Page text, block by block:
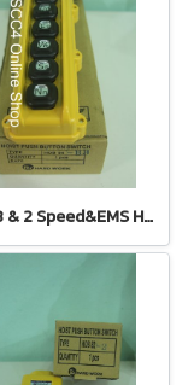
Switch*8 & 2 Speed&EMS HOB 84-B3 ยี่ห้อ Hardwork